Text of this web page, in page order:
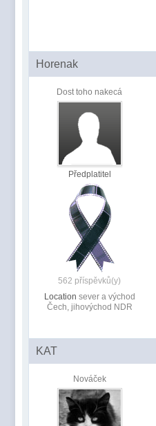
Horenak
Dost toho nakecá
Předplatitel
562 příspěvků(y)
Location sever a východ
Čech, jihovýchod NDR
KAT
Nováček